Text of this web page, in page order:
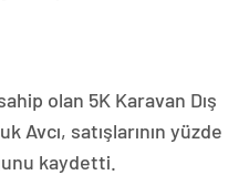
olan 5K Karavan Dış
Avcı, satışlarının yüzde
kaydetti.